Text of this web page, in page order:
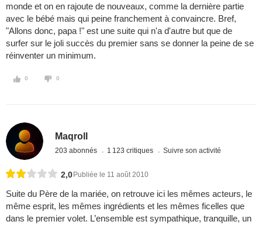
monde et on en rajoute de nouveaux, comme la dernière partie
avec le bébé mais qui peine franchement à convaincre. Bref,
"Allons donc, papa !" est une suite qui n'a d'autre but que de
surfer sur le joli succès du premier sans se donner la peine de se
réinventer un minimum.
0 0
Maqroll
203 abonnés 1 123 critiques Suivre son activité
2,0 Publiée le 11 août 2010
Suite du Père de la mariée, on retrouve ici les mêmes acteurs, le
même esprit, les mêmes ingrédients et les mêmes ficelles que
dans le premier volet. L’ensemble est sympathique, tranquille, un